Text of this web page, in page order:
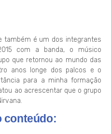
também é um dos integrantes
com a banda, o músico
que retornou ao mundo das
anos longe dos palcos e o
para a minha formação
ao acrescentar que o grupo
conteúdo: